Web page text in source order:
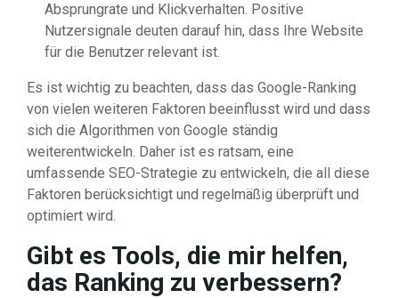
Absprungrate und Klickverhalten. Positive
Nutzersignale deuten darauf hin, dass Ihre Website
für die Benutzer relevant ist.
Es ist wichtig zu beachten, dass das Google-Ranking
von vielen weiteren Faktoren beeinflusst wird und dass
sich die Algorithmen von Google ständig
weiterentwickeln. Daher ist es ratsam, eine
umfassende SEO-Strategie zu entwickeln, die all diese
Faktoren berücksichtigt und regelmäßig überprüft und
optimiert wird.
Gibt es Tools, die mir helfen,
das Ranking zu verbessern?